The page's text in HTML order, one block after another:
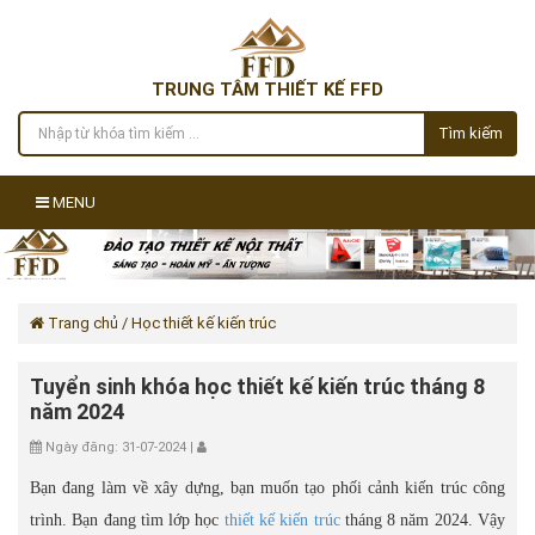
TRUNG TÂM THIẾT KẾ FFD
Tìm kiếm
MENU
Trang chủ / Học thiết kế kiến trúc
Tuyển sinh khóa học thiết kế kiến trúc tháng 8
năm 2024
Ngày đăng: 31-07-2024 |
Bạn đang làm về xây dựng, bạn muốn tạo phối cảnh kiến trúc công
trình. Bạn đang tìm lớp học thiết kế kiến trúctháng 8 năm 2024. Vậy